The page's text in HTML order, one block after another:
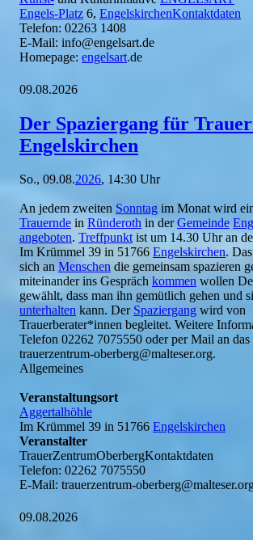
Engels-Platz 6, EngelskirchenKontaktdaten
Telefon: 02263 1408
E-Mail: info@engelsart.de
Homepage: engelsart.de
09.08.2026
Der Spaziergang für
Engelskirchen
So., 09.08.2026, 14:30 Uhr
An jedem zweiten Sonntag im Monat wird
Trauernde in Ründeroth in derGemeinde
angeboten. Treffpunktist um 14.30 Uhr an
Im Krümmel 39 in 51766 Engelskirchen. Das
sich an Menschen die gemeinsam spazieren
miteinander ins Gespräch kommen wollen
gewählt, dass man ihn gemütlich gehen und
unterhalten kann. Der Spaziergang wird von
Trauerberater*innen begleitet. Weitere
Telefon 02262 7075550 oder per Mail an das
trauerzentrum-oberberg@malteser.org.
Allgemeines
Veranstaltungsort
Aggertalhöhle
Im Krümmel 39 in 51766 Engelskirchen
Veranstalter
TrauerZentrumOberbergKontaktdaten
Telefon: 02262 7075550
E-Mail: trauerzentrum-
09.08.2026